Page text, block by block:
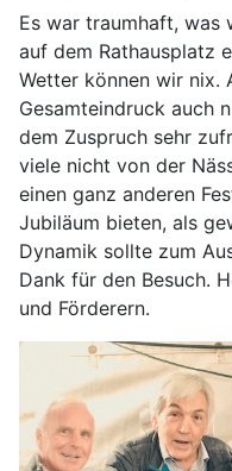
Es war traumhaft, was
auf dem Rathausplatz
Wetter können wir nix.
Gesamteindruck auch
dem Zuspruch sehr
viele nicht von der
einen ganz anderen
Jubiläum bieten, als
Dynamik sollte zum
Dank für den Besuch.
und Förderern.